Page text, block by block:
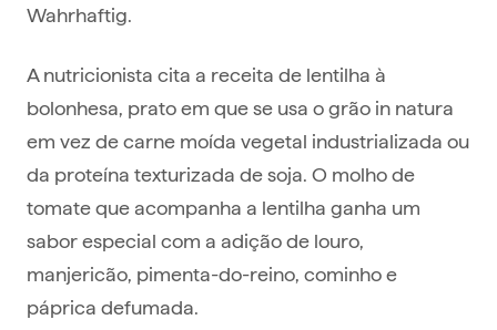
Wahrhaftig.
A nutricionista cita a receita de lentilha à
bolonhesa, prato em que se usa o grão in natura
em vez de carne moída vegetal industrializada ou
da proteína texturizada de soja. O molho de
tomate que acompanha a lentilha ganha um
sabor especial com a adição de louro,
manjericão, pimenta-do-reino, cominho e
páprica defumada.